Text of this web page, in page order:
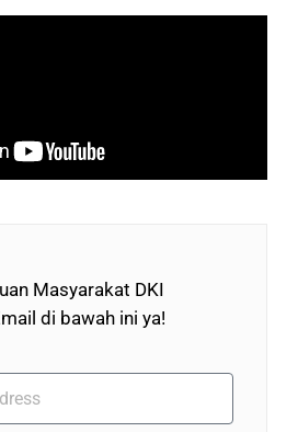
Masyarakat DKI
di bawah ini ya!